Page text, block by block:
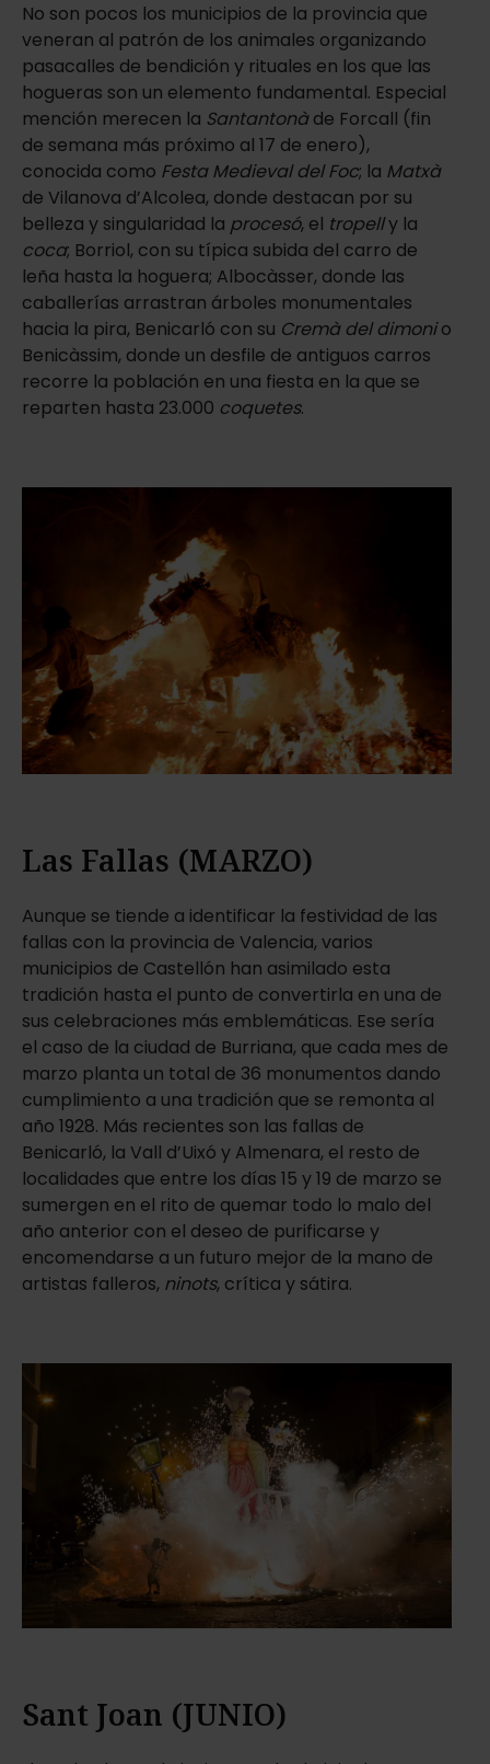
No son pocos los municipios de la provincia que
veneran al patrón de los animales organizando
pasacalles de bendición y rituales en los que las
hogueras son un elemento fundamental. Especial
mención merecen la Santantonàde Forcall (fin
de semana más próximo al 17 de enero),
conocida como Festa Medieval del Foc; la Matxà
de Vilanova d’Alcolea, donde destacan por su
belleza y singularidad la procesó, el tropelly la
coca; Borriol, con su típica subida del carro de
leña hasta la hoguera; Albocàsser, donde las
caballerías arrastran árboles monumentales
hacia la pira, Benicarló con su Cremà del dimonio
Benicàssim, donde un desfile de antiguos carros
recorre la población en una fiesta en la que se
reparten hasta 23.000 coquetes.
Las Fallas (MARZO)
Aunque se tiende a identificar la festividad de las
fallas con la provincia de Valencia, varios
municipios de Castellón han asimilado esta
tradición hasta el punto de convertirla en una de
sus celebraciones más emblemáticas. Ese sería
el caso de la ciudad de Burriana, que cada mes de
marzo planta un total de 36 monumentos dando
cumplimiento a una tradición que se remonta al
año 1928. Más recientes son las fallas de
Benicarló, la Vall d’Uixó y Almenara, el resto de
localidades que entre los días 15 y 19 de marzo se
sumergen en el rito de quemar todo lo malo del
año anterior con el deseo de purificarse y
encomendarse a un futuro mejor de la mano de
artistas falleros, ninots, crítica y sátira.
Sant Joan (JUNIO)